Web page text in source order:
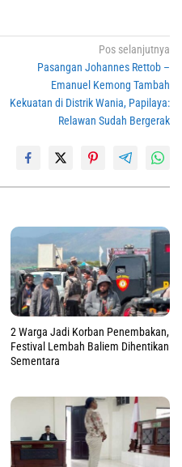
Pos selanjutnya
Pasangan Johannes Rettob –
Emanuel Kemong Tambah
Kekuatan di Distrik Wania, Papilaya:
Relawan Sudah Bergerak
2 Warga Jadi Korban Penembakan,
Festival Lembah Baliem Dihentikan
Sementara